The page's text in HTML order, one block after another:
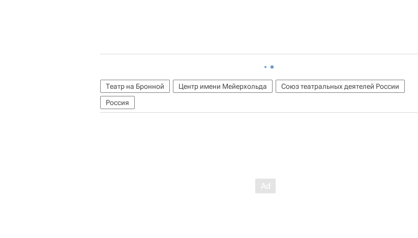
Театр на Бронной Центр имени Мейерхольда
Союз театральных деятелей России
Россия